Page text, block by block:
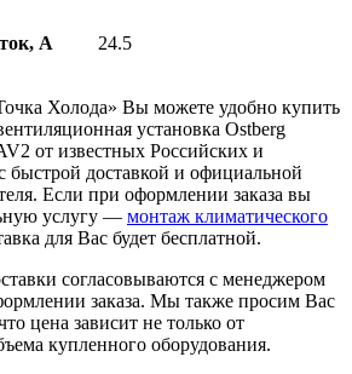
А 24.5
Холода» Вы можете удобно купить
установка Ostberg
от известных Российских и
быстрой доставкой и официальной
Если при оформлении заказа вы
услугу — монтаж климатического
для Вас будет бесплатной.
согласовываются с менеджером
заказа. Мы также просим Вас
цена зависит не только от
купленного оборудования.